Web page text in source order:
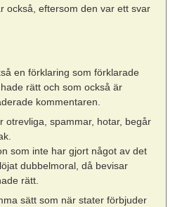
också, eftersom den var ett svar
en förklaring som förklarade
rätt och som också är
kommentaren.
otrevliga, spammar, hotar, begår
som inte har gjort något av det
dubbelmoral, då bevisar
rätt.
sätt som när stater förbjuder